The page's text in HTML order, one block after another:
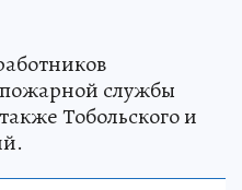
службы
Тобольского и